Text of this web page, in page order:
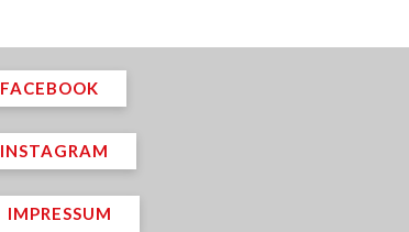
FACEBOOK
INSTAGRAM
IMPRESSUM